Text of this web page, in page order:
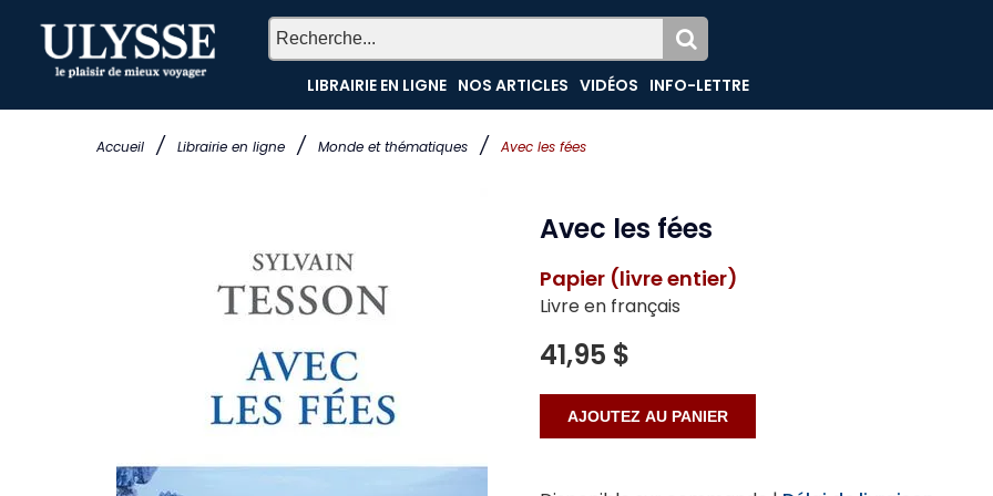
Accueil / Librairie en ligne / Monde et thématiques / Avec les fées
LIBRAIRIE EN LIGNE NOS ARTICLES VIDÉOS INFO-LETTRE
Avec les fées
Papier (livre entier)
Livre en français
41,95 $